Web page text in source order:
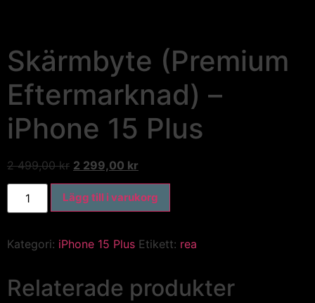
Skärmbyte (Premium
Eftermarknad) –
iPhone 15 Plus
2 499,00kr 2 299,00 kr
Lägg till i varukorg
Kategori: iPhone 15 Plus Etikett: rea
Relaterade produkter